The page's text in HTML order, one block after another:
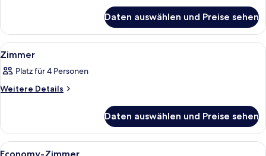
Daten auswählen und Preise sehen
Alle
Fotos
für
Zimmer
Ein Badezimmer mit Toilette,
3
Zimmer
Platz für 4 Personen
Weitere Details
Weitere
Daten auswählen und Preise sehen
Alle
Ein Hotelzimmer mit einem großen
4